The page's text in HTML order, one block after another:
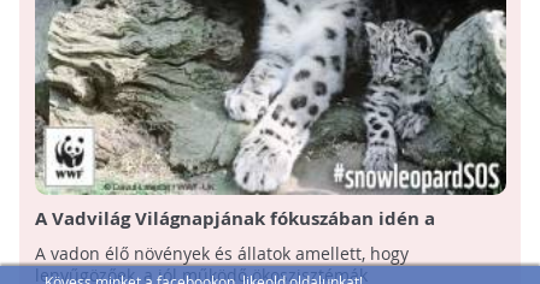
A Vadvilág Világnapjának fókuszában idén a
nagymacskák állnak
A vadon élő növények és állatok amellett, hogy
lenyűgözőek, a jól működő ökoszisztémák